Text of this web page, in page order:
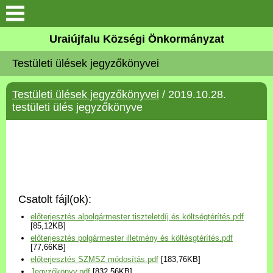
Köszöntő
Elérhetőségek
Uraiújfalu
Választási információk
Versenyképes Járások
Program
Uraiújfalu Községi Önkormányzat
Testületi ülések jegyzőkönyvei
Testületi ülések jegyzőkönyvei / 2019.10.28.
testületi ülés jegyzőkönyve
Csatolt fájl(ok):
előterjesztés alpolgármester tiszteletdíj és költségtérítés.pdf
[85,12KB]
előterjesztés polgármester illetmény és költésgtérítés.pdf
[77,66KB]
előterjesztés SZMSZ módosítás.pdf [183,76KB]